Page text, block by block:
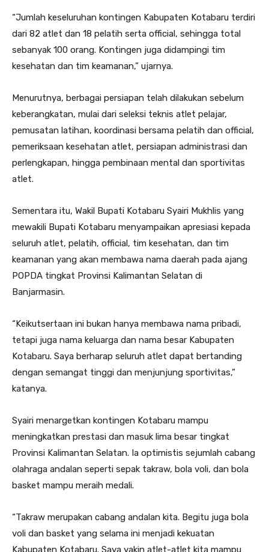
“Jumlah keseluruhan kontingen Kabupaten Kotabaru terdiri
dari 82 atlet dan 18 pelatih serta official, sehingga total
sebanyak 100 orang. Kontingen juga didampingi tim
kesehatan dan tim keamanan,” ujarnya.
Menurutnya, berbagai persiapan telah dilakukan sebelum
keberangkatan, mulai dari seleksi teknis atlet pelajar,
pemusatan latihan, koordinasi bersama pelatih dan official,
pemeriksaan kesehatan atlet, persiapan administrasi dan
perlengkapan, hingga pembinaan mental dan sportivitas
atlet.
Sementara itu, Wakil Bupati Kotabaru Syairi Mukhlis yang
mewakili Bupati Kotabaru menyampaikan apresiasi kepada
seluruh atlet, pelatih, official, tim kesehatan, dan tim
keamanan yang akan membawa nama daerah pada ajang
POPDA tingkat Provinsi Kalimantan Selatan di
Banjarmasin.
“Keikutsertaan ini bukan hanya membawa nama pribadi,
tetapi juga nama keluarga dan nama besar Kabupaten
Kotabaru. Saya berharap seluruh atlet dapat bertanding
dengan semangat tinggi dan menjunjung sportivitas,”
katanya.
Syairi menargetkan kontingen Kotabaru mampu
meningkatkan prestasi dan masuk lima besar tingkat
Provinsi Kalimantan Selatan. Ia optimistis sejumlah cabang
olahraga andalan seperti sepak takraw, bola voli, dan bola
basket mampu meraih medali.
“Takraw merupakan cabang andalan kita. Begitu juga bola
voli dan basket yang selama ini menjadi kekuatan
Kabupaten Kotabaru. Saya yakin atlet-atlet kita mampu